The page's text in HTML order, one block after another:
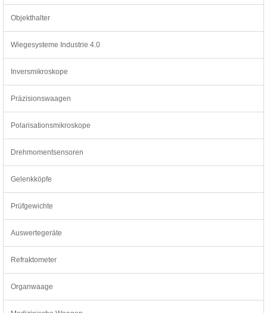
Objekthalter
Wiegesysteme Industrie 4.0
Inversmikroskope
Präzisionswaagen
Polarisationsmikroskope
Drehmomentsensoren
Gelenkköpfe
Prüfgewichte
Auswertegeräte
Refraktometer
Organwaage